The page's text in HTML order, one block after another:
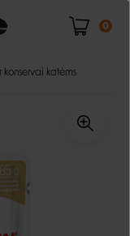
0
konservai katėms